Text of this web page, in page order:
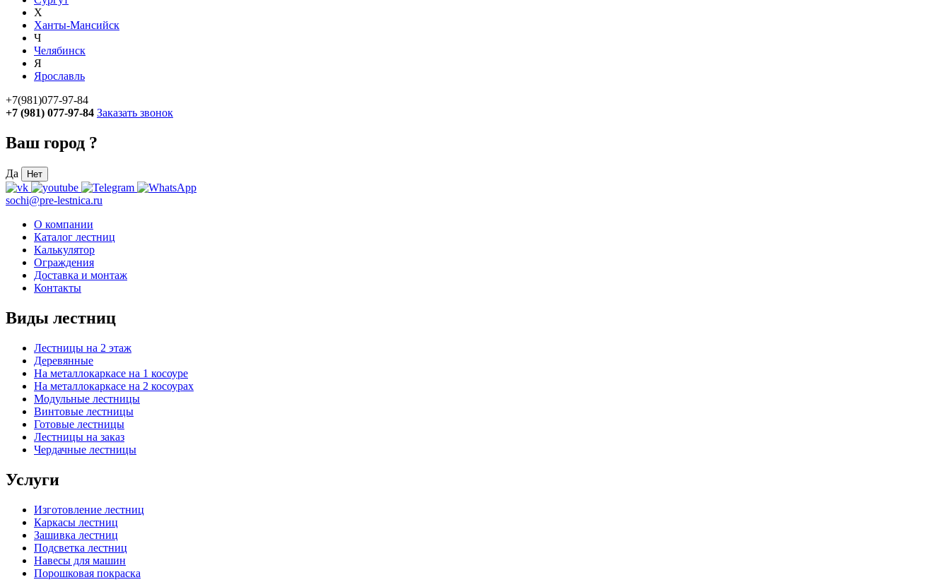
Х
Ханты-Мансийск
Ч
Челябинск
Я
Ярославль
+7(981)077-97-84
+7 (981) 077-97-84 Заказать звонок
Ваш город ?
Да Нет
sochi@pre-lestnica.ru
О компании
Каталог лестниц
Калькулятор
Ограждения
Доставка и монтаж
Контакты
Виды лестниц
Лестницы на 2 этаж
Деревянные
На металлокаркасе на 1 косоуре
На металлокаркасе на 2 косоурах
Модульные лестницы
Винтовые лестницы
Готовые лестницы
Лестницы на заказ
Чердачные лестницы
Услуги
Изготовление лестниц
Каркасы лестниц
Зашивка лестниц
Подсветка лестниц
Навесы для машин
Порошковая покраска